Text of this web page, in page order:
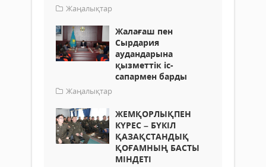
Жаңалықтар
Жалағаш пен
Сырдария
аудандарына
қызметтік іс-
сапармен барды
Жаңалықтар
ЖЕМҚОРЛЫҚПЕН
КҮРЕС – БҮКІЛ
ҚАЗАҚСТАНДЫҚ
ҚОҒАМНЫҢ БАСТЫ
МІНДЕТІ